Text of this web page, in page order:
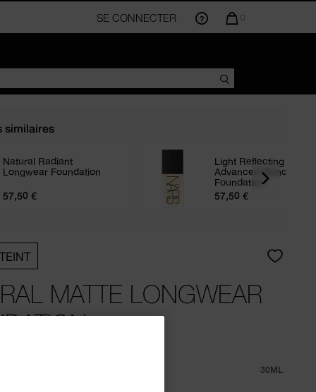
SE CONNECTER
LA
EST
0
similaires
Natural Radiant
Longwear Foundation
57,50 €
Light Reflecting
Advanced Skincare
Foundation
57,50 €
MATTE LONGWEAR
30ML